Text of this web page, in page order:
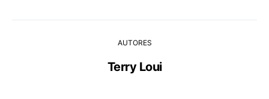
AUTORES
Terry Loui